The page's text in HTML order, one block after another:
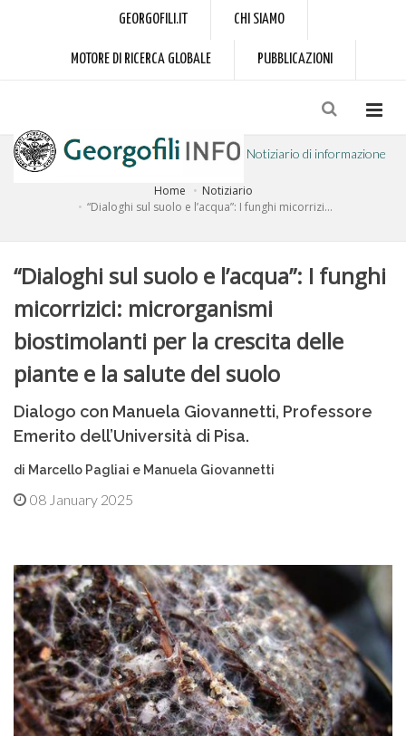
GEORGOFILI.IT CHI SIAMO
MOTORE DI RICERCA GLOBALE PUBBLICAZIONI
Notiziario di informazione
a cura dell'Accademia dei Georgofili
Home
Notiziario
“Dialoghi sul suolo e l’acqua”: I funghi micorrizi...
“Dialoghi sul suolo e l’acqua”: I funghi
micorrizici: microrganismi
biostimolanti per la crescita delle
piante e la salute del suolo
Dialogo con Manuela Giovannetti, Professore
Emerito dell’Università di Pisa.
di Marcello Pagliai e Manuela Giovannetti
08 January 2025